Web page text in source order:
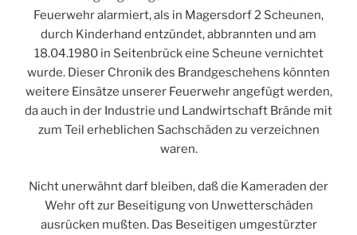
Feuerwehr alarmiert, als in Magersdorf 2 Scheunen,
durch Kinderhand entzündet, abbrannten und am
18.04.1980 in Seitenbrück eine Scheune vernichtet
wurde. Dieser Chronik des Brandgeschehens könnten
weitere Einsätze unserer Feuerwehr angefügt werden,
da auch in der Industrie und Landwirtschaft Brände mit
zum Teil erheblichen Sachschäden zu verzeichnen
waren.
Nicht unerwähnt darf bleiben, daß die Kameraden der
Wehr oft zur Beseitigung von Unwetterschäden
ausrücken mußten. Das Beseitigen umgestürzter